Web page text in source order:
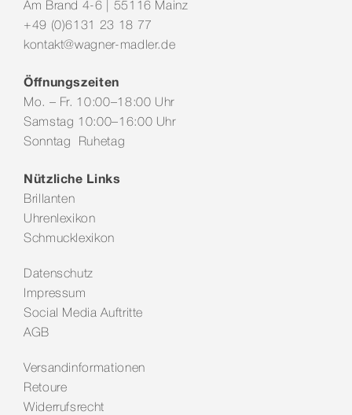
Am Brand 4-6 | 55116 Mainz
+49 (0)6131 23 18 77
kontakt@wagner-madler.de
Öffnungszeiten
Mo. – Fr. 10:00–18:00 Uhr
Samstag 10:00–16:00 Uhr
Sonntag Ruhetag
Nützliche Links
Brillanten
Uhrenlexikon
Schmucklexikon
Datenschutz
Impressum
Social Media Auftritte
AGB
Versandinformationen
Retoure
Widerrufsrecht